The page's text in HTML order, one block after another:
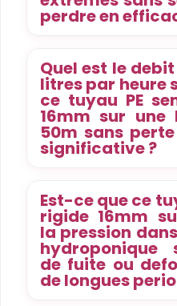
perdre en
Quel est le
litres par heure
ce tuyau PE
16mm sur une
50m sans
significative ?
Est-ce que ce
rigide 16mm
la pression
hydroponique
de fuite ou
de longues